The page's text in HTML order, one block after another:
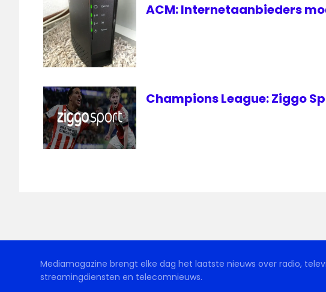
ACM: Internetaanbieders
Champions League: Ziggo
Mediamagazine brengt elke dag het laatste nieuws over radio,
streamingdiensten en telecomnieuws.